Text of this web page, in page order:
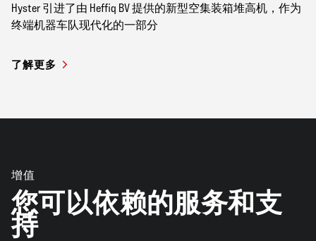
Hyster 引进了由 Heffiq BV 提供的新型空集装箱堆高机，作为
终端机器车队现代化的一部分
了解更多
增值
您可以依赖的服务和支
持